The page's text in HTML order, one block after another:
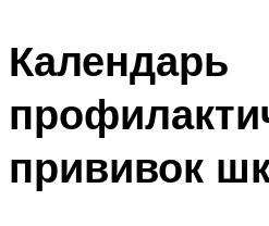
Календарь
прививок